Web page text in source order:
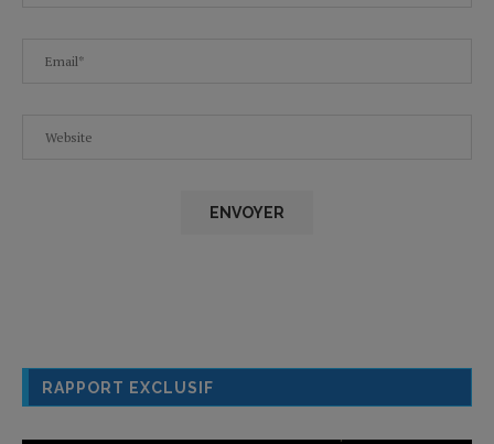
RAPPORT EXCLUSIF